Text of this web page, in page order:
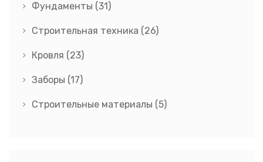
Фундаменты (31)
Строительная техника (26)
Кровля (23)
Заборы (17)
Строительные материалы (5)